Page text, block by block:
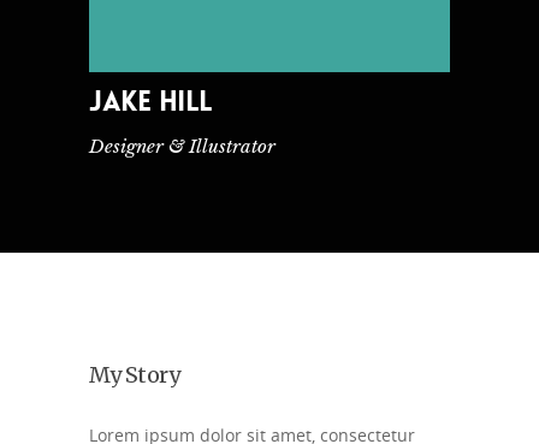
JAKE HILL
Designer & Illustrator
My Story
Lorem ipsum dolor sit amet, consectetur